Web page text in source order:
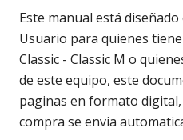
Este manual está
Usuario para quienes
Classic - Classic M o
de este equipo, este
paginas en formato
compra se envia